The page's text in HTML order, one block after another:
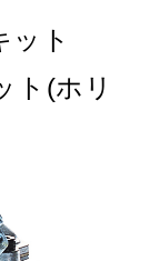
ット
ト(ホリ